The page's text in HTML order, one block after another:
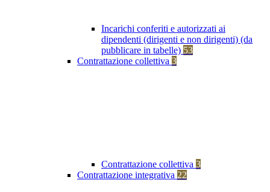
Incarichi conferiti e autorizzati ai
dipendenti (dirigenti e non dirigenti) (da
pubblicare in tabelle) 53
Contrattazione collettiva 3
Contrattazione collettiva 3
Contrattazione integrativa 22